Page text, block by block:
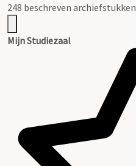
248 beschreven archiefstukken
Mijn Studiezaal